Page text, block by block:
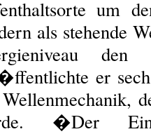
um
als stehende
er
�Der